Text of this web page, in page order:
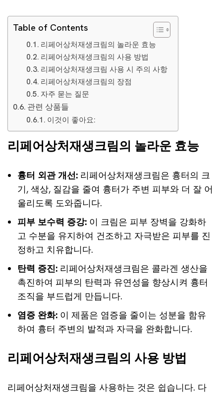
Table of Contents
리페어상처재생크림의 놀라운 효능
리페어상처재생크림의 사용 방법
리페어상처재생크림 사용 시 주의 사항
리페어상처재생크림의 장점
자주 묻는 질문
관련 상품들
이것이 좋아요:
리페어상처재생크림의 놀라운 효능
흉터 외관 개선: 리페어상처재생크림은 흉터의 크
기, 색상, 질감을 줄여 흉터가 주변 피부와 더 잘 어
울리도록 도와줍니다.
피부 보수력 증강: 이 크림은 피부 장벽을 강화하
고 수분을 유지하여 건조하고 자극받은 피부를 진
정하고 치유합니다.
탄력 증진: 리페어상처재생크림은 콜라겐 생산을
촉진하여 피부의 탄력과 유연성을 향상시켜 흉터
조직을 부드럽게 만듭니다.
염증 완화: 이 제품은 염증을 줄이는 성분을 함유
하여 흉터 주변의 발적과 자극을 완화합니다.
리페어상처재생크림의 사용 방법
리페어상처재생크림을 사용하는 것은 쉽습니다. 다